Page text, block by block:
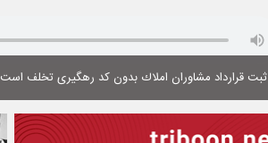
ثبت قرارداد مشاوران املاك بدون كد رهگیری تخلف است